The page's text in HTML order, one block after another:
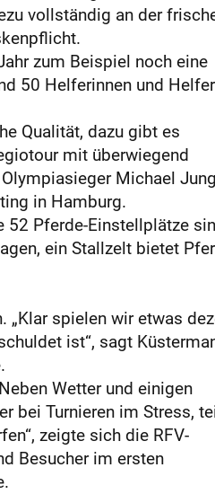
vollständig an der
zum Beispiel noch eine
50 Helferinnen und
Qualität, dazu gibt es
mit überwiegend
Michael
in Hamburg.
52 Pferde-Einstellplätze
ein Stallzelt bietet
„Klar spielen wir etwas
ist“, sagt
Wetter und einigen
bei Turnieren im Stress,
zeigte sich die RFV-
Besucher im ersten